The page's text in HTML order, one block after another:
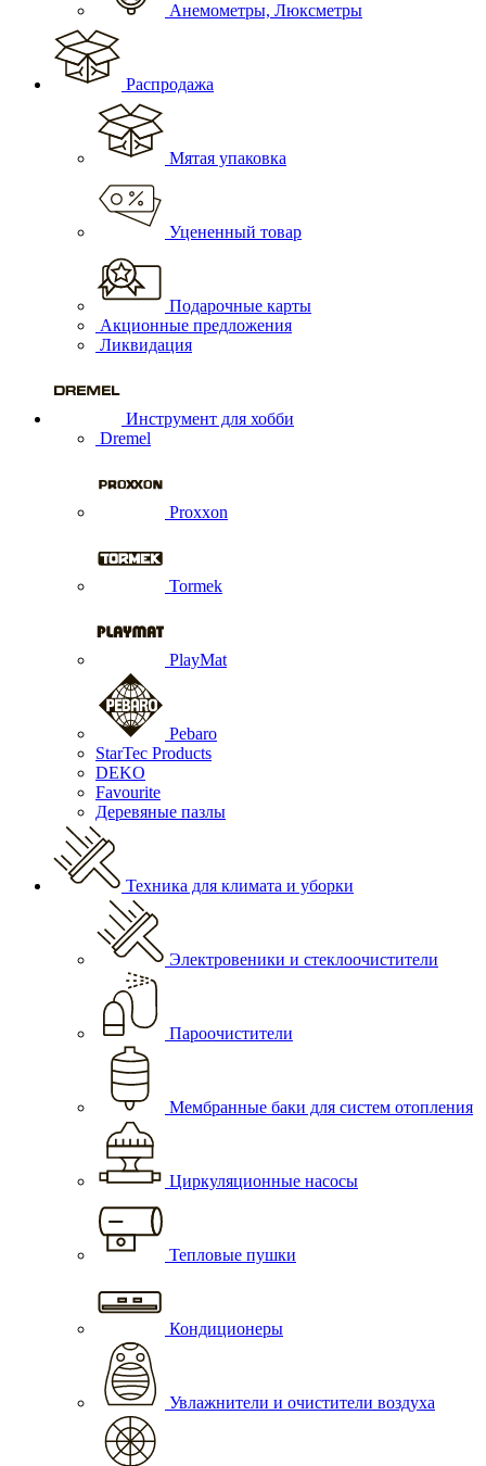
Анемометры, Люксметры
Распродажа
Мятая упаковка
Уцененный товар
Подарочные карты
Акционные предложения
Ликвидация
Инструмент для хобби
Dremel
Proxxon
Tormek
PlayMat
Pebaro
StarTec Products
DEKO
Favourite
Деревяные пазлы
Техника для климата и уборки
Электровеники и стеклоочистители
Пароочистители
Мембранные баки для систем отопления
Циркуляционные насосы
Тепловые пушки
Кондиционеры
Увлажнители и очистители воздуха